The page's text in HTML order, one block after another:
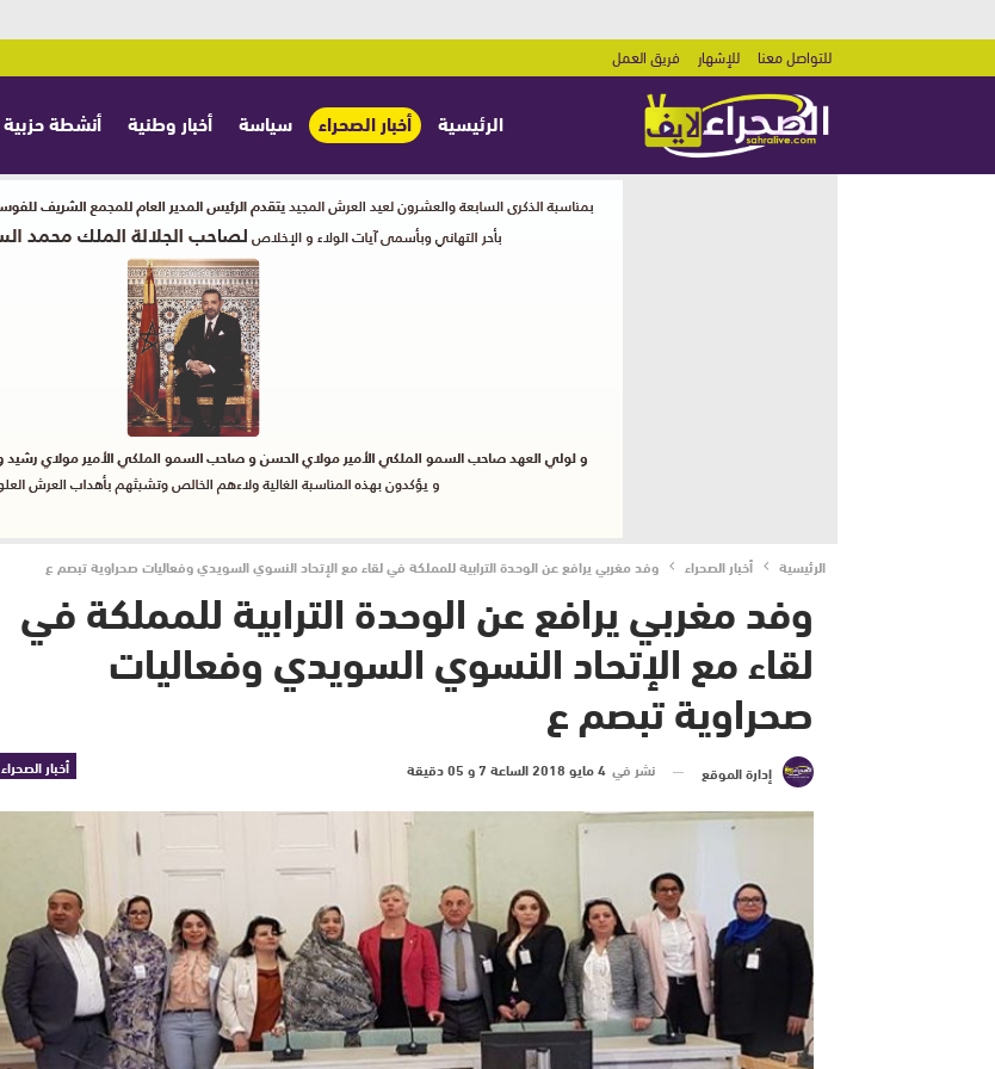
للتواصل معنا للإشهار فريق العمل
الرئيسية أخبار الصحراء سياسة أخبار وطنية أنشطة حزبية
الرئيسية أخبار الصحراء وفد مغربي يرافع عن الوحدة الترابية للمملكة في لقاء مع الإتحاد النسوي السويدي وفعاليات صحراوية تبصم ع
وفد مغربي يرافع عن الوحدة الترابية للمملكة في
لقاء مع الإتحاد النسوي السويدي وفعاليات
صحراوية تبصم ع
أخبار الصحراء إدارة الموقع نشر في 4 مايو 2018 الساعة 7 و 05 دقيقة